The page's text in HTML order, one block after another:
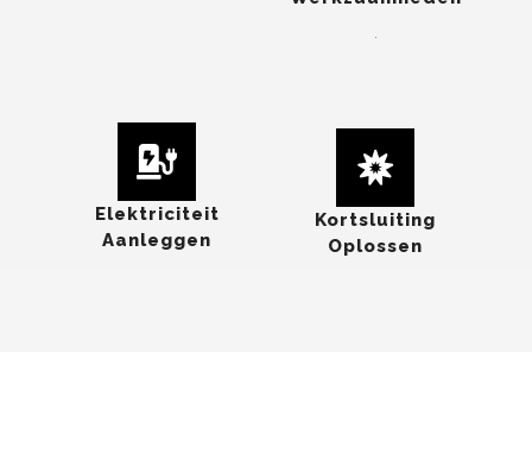
Elektriciteit
Aanleggen
Kortsluiting
Oplossen